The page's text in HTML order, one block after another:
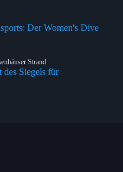
Der Women's Dive
Strand
des Siegels für